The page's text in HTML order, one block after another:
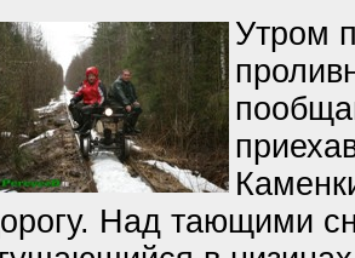
Утром
Над тающими